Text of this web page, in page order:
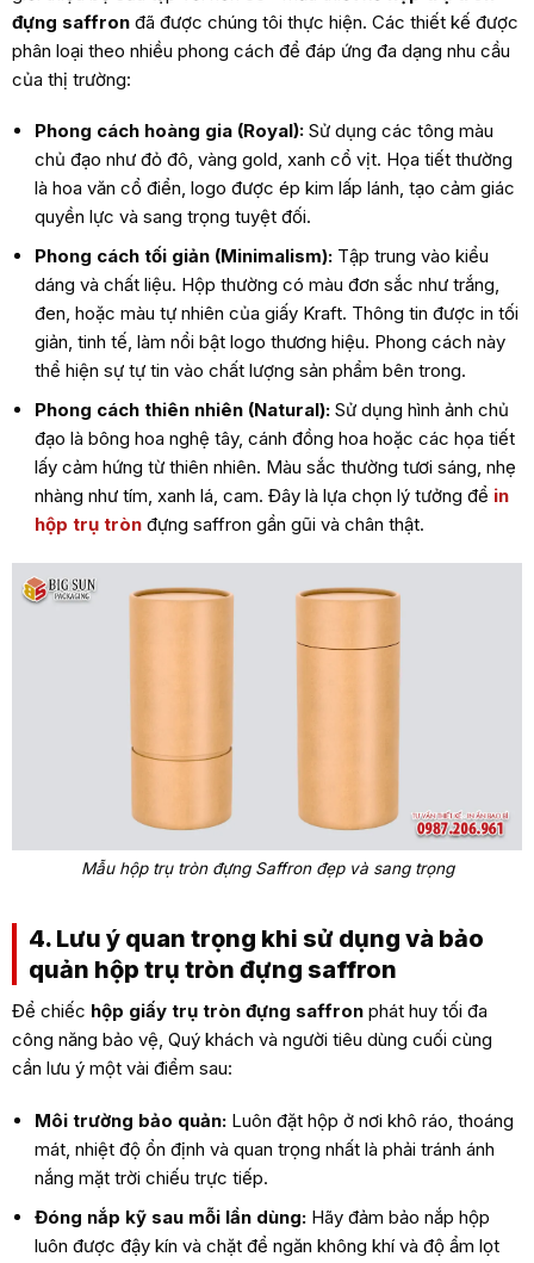
đựng saffronđã được chúng tôi thực hiện. Các thiết kế được
phân loại theo nhiều phong cách để đáp ứng đa dạng nhu cầu
của thị trường:
Phong cách hoàng gia (Royal): Sử dụng các tông màu
chủ đạo như đỏ đô, vàng gold, xanh cổ vịt. Họa tiết thường
là hoa văn cổ điển, logo được ép kim lấp lánh, tạo cảm giác
quyền lực và sang trọng tuyệt đối.
Phong cách tối giản (Minimalism): Tập trung vào kiểu
dáng và chất liệu. Hộp thường có màu đơn sắc như trắng,
đen, hoặc màu tự nhiên của giấy Kraft. Thông tin được in tối
giản, tinh tế, làm nổi bật logo thương hiệu. Phong cách này
thể hiện sự tự tin vào chất lượng sản phẩm bên trong.
Phong cách thiên nhiên (Natural): Sử dụng hình ảnh chủ
đạo là bông hoa nghệ tây, cánh đồng hoa hoặc các họa tiết
lấy cảm hứng từ thiên nhiên. Màu sắc thường tươi sáng, nhẹ
nhàng như tím, xanh lá, cam. Đây là lựa chọn lý tưởng để in
hộp trụ tròn đựng saffron gần gũi và chân thật.
Mẫu hộp trụ tròn đựng Saffron đẹp và sang trọng
4. Lưu ý quan trọng khi sử dụng và bảo
quản hộp trụ tròn đựng saffron
Để chiếc hộp giấy trụ tròn đựng saffronphát huy tối đa
công năng bảo vệ, Quý khách và người tiêu dùng cuối cùng
cần lưu ý một vài điểm sau:
Môi trường bảo quản: Luôn đặt hộp ở nơi khô ráo, thoáng
mát, nhiệt độ ổn định và quan trọng nhất là phải tránh ánh
nắng mặt trời chiếu trực tiếp.
Đóng nắp kỹ sau mỗi lần dùng: Hãy đảm bảo nắp hộp
luôn được đậy kín và chặt để ngăn không khí và độ ẩm lọt